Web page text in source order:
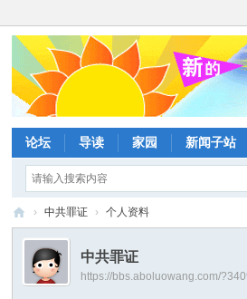
论坛 导读 家园 新闻子站
阿
罗
› 中共罪证 › 个人资料
中共罪证
https://bbs.aboluowang.com/